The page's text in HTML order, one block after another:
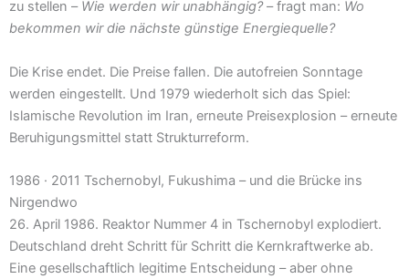
zu stellen – Wie werden wir unabhängig?– fragt man: Wo
bekommen wir die nächste günstige Energiequelle?
Die Krise endet. Die Preise fallen. Die autofreien Sonntage
werden eingestellt. Und 1979 wiederholt sich das Spiel:
Islamische Revolution im Iran, erneute Preisexplosion – erneute
Beruhigungsmittel statt Strukturreform.
1986 · 2011 Tschernobyl, Fukushima – und die Brücke ins
Nirgendwo
26. April 1986. Reaktor Nummer 4 in Tschernobyl explodiert.
Deutschland dreht Schritt für Schritt die Kernkraftwerke ab.
Eine gesellschaftlich legitime Entscheidung – aber ohne